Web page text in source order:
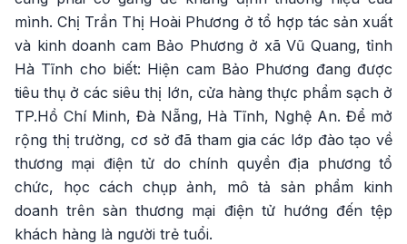
mình. Chị Trần Thị Hoài Phương ở tổ hợp tác sản xuất
và kinh doanh cam Bảo Phương ở xã Vũ Quang, tỉnh
Hà Tĩnh cho biết: Hiện cam Bảo Phương đang được
tiêu thụ ở các siêu thị lớn, cửa hàng thực phẩm sạch ở
TP.Hồ Chí Minh, Đà Nẵng, Hà Tĩnh, Nghệ An. Để mở
rộng thị trường, cơ sở đã tham gia các lớp đào tạo về
thương mại điện tử do chính quyền địa phương tổ
chức, học cách chụp ảnh, mô tả sản phẩm kinh
doanh trên sàn thương mại điện tử hướng đến tệp
khách hàng là người trẻ tuổi.